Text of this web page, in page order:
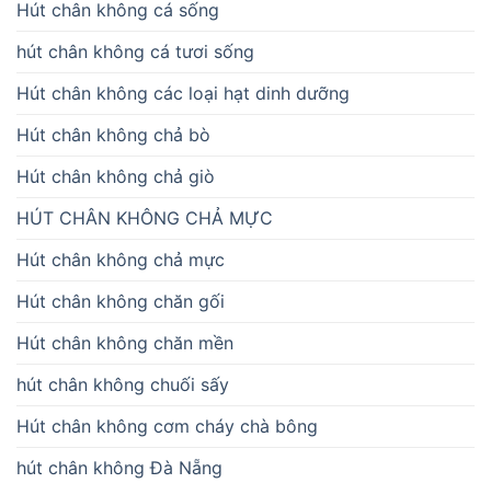
Hút chân không cá sống
hút chân không cá tươi sống
Hút chân không các loại hạt dinh dưỡng
Hút chân không chả bò
Hút chân không chả giò
HÚT CHÂN KHÔNG CHẢ MỰC
Hút chân không chả mực
Hút chân không chăn gối
Hút chân không chăn mền
hút chân không chuối sấy
Hút chân không cơm cháy chà bông
hút chân không Đà Nẵng